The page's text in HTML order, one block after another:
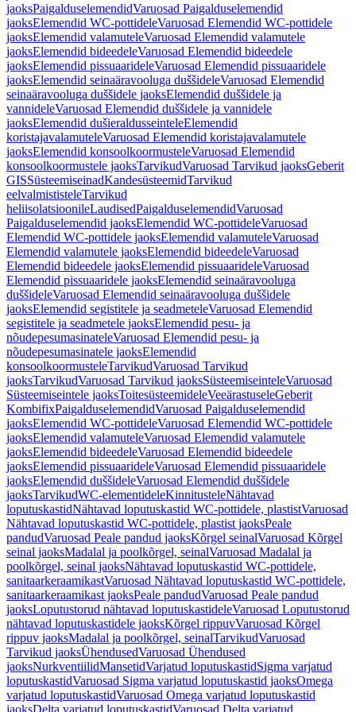
jaoksPaigalduselemendidVaruosad Paigalduselemendid
jaoksElemendid WC-pottideleVaruosad Elemendid WC-pottidele
jaoksElemendid valamuteleVaruosad Elemendid valamutele
jaoksElemendid bideedeleVaruosad Elemendid bideedele
jaoksElemendid pissuaarideleVaruosad Elemendid pissuaaridele
jaoksElemendid seinaäravooluga duššideleVaruosad Elemendid
seinaäravooluga duššidele jaoksElemendid duššidele ja
vannideleVaruosad Elemendid duššidele ja vannidele
jaoksElemendid dušieraldusseinteleElemendid
koristajavalamuteleVaruosad Elemendid koristajavalamutele
jaoksElemendid konsoolkoormusteleVaruosad Elemendid
konsoolkoormustele jaoksTarvikudVaruosad Tarvikud jaoksGeberit
GISSüsteemiseinadKandesüsteemidTarvikud
eelvalmististeleTarvikud
heliisolatsioonileLaudisedPaigalduselemendidVaruosad
Paigalduselemendid jaoksElemendid WC-pottideleVaruosad
Elemendid WC-pottidele jaoksElemendid valamuteleVaruosad
Elemendid valamutele jaoksElemendid bideedeleVaruosad
Elemendid bideedele jaoksElemendid pissuaarideleVaruosad
Elemendid pissuaaridele jaoksElemendid seinaäravooluga
duššideleVaruosad Elemendid seinaäravooluga duššidele
jaoksElemendid segistitele ja seadmeteleVaruosad Elemendid
segistitele ja seadmetele jaoksElemendid pesu- ja
nõudepesumasinateleVaruosad Elemendid pesu- ja
nõudepesumasinatele jaoksElemendid
konsoolkoormusteleTarvikudVaruosad Tarvikud
jaoksTarvikudVaruosad Tarvikud jaoksSüsteemiseinteleVaruosad
Süsteemiseintele jaoksToitesüsteemideleVeeärastuseleGeberit
KombifixPaigalduselemendidVaruosad Paigalduselemendid
jaoksElemendid WC-pottideleVaruosad Elemendid WC-pottidele
jaoksElemendid valamuteleVaruosad Elemendid valamutele
jaoksElemendid bideedeleVaruosad Elemendid bideedele
jaoksElemendid pissuaarideleVaruosad Elemendid pissuaaridele
jaoksElemendid duššideleVaruosad Elemendid duššidele
jaoksTarvikudWC-elementideleKinnitusteleNähtavad
loputuskastidNähtavad loputuskastid WC-pottidele, plastistVaruosad
Nähtavad loputuskastid WC-pottidele, plastist jaoksPeale
pandudVaruosad Peale pandud jaoksKõrgel seinalVaruosad Kõrgel
seinal jaoksMadalal ja poolkõrgel, seinalVaruosad Madalal ja
poolkõrgel, seinal jaoksNähtavad loputuskastid WC-pottidele,
sanitaarkeraamikastVaruosad Nähtavad loputuskastid WC-pottidele,
sanitaarkeraamikast jaoksPeale pandudVaruosad Peale pandud
jaoksLoputustorud nähtavad loputuskastideleVaruosad Loputustorud
nähtavad loputuskastidele jaoksKõrgel rippuvVaruosad Kõrgel
rippuv jaoksMadalal ja poolkõrgel, seinalTarvikudVaruosad
Tarvikud jaoksÜhendusedVaruosad Ühendused
jaoksNurkventiilidMansetidVarjatud loputuskastidSigma varjatud
loputuskastidVaruosad Sigma varjatud loputuskastid jaoksOmega
varjatud loputuskastidVaruosad Omega varjatud loputuskastid
jaoksDelta varjatud loputuskastidVaruosad Delta varjatud